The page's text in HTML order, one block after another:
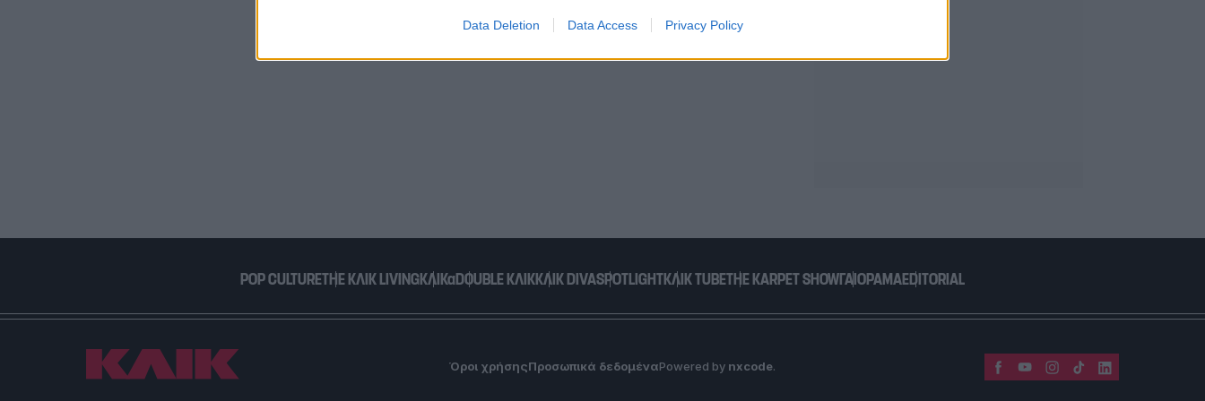
I want to allow Google to enable storage related to functionality of the website
Data Deletion Data Access Privacy Policy
POP CULTURETHE ΚΛΙΚ LIVINGΚΛΙΚαDOUBLE ΚΛΙΚΚΛΙΚ DIVASPOTLIGHTΚΛΙΚ TUBETHE KARPET SHOWΓΑΙΟΡΑΜΑEDITORIAL
Όροι χρήσηςΠροσωπικά δεδομέναPowered by nxcode.